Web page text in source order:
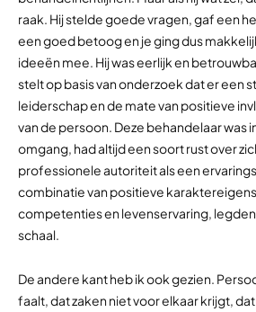
raak. Hij stelde goede vragen, gaf een
een goed betoog en je ging dus
ideeën mee. Hij was eerlijk en
stelt op basis van onderzoek dat er een
leiderschap en de mate van positieve
van de persoon. Deze behandelaar was
omgang, had altijd een soort rust over
professionele autoriteit als een
combinatie van positieve
competenties en levenservaring,
schaal.
De andere kant heb ik ook gezien.
faalt, dat zaken niet voor elkaar krijgt,